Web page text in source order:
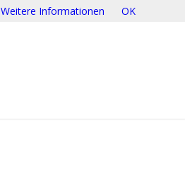
Weitere Informationen OK